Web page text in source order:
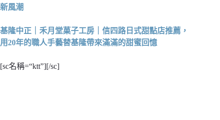
新風潮
基隆中正｜禾月堂菓子工房｜信四路日式甜點店推薦，
用20年的職人手藝替基隆帶來滿滿的甜蜜回憶
[sc名稱=“ktt”][/sc]